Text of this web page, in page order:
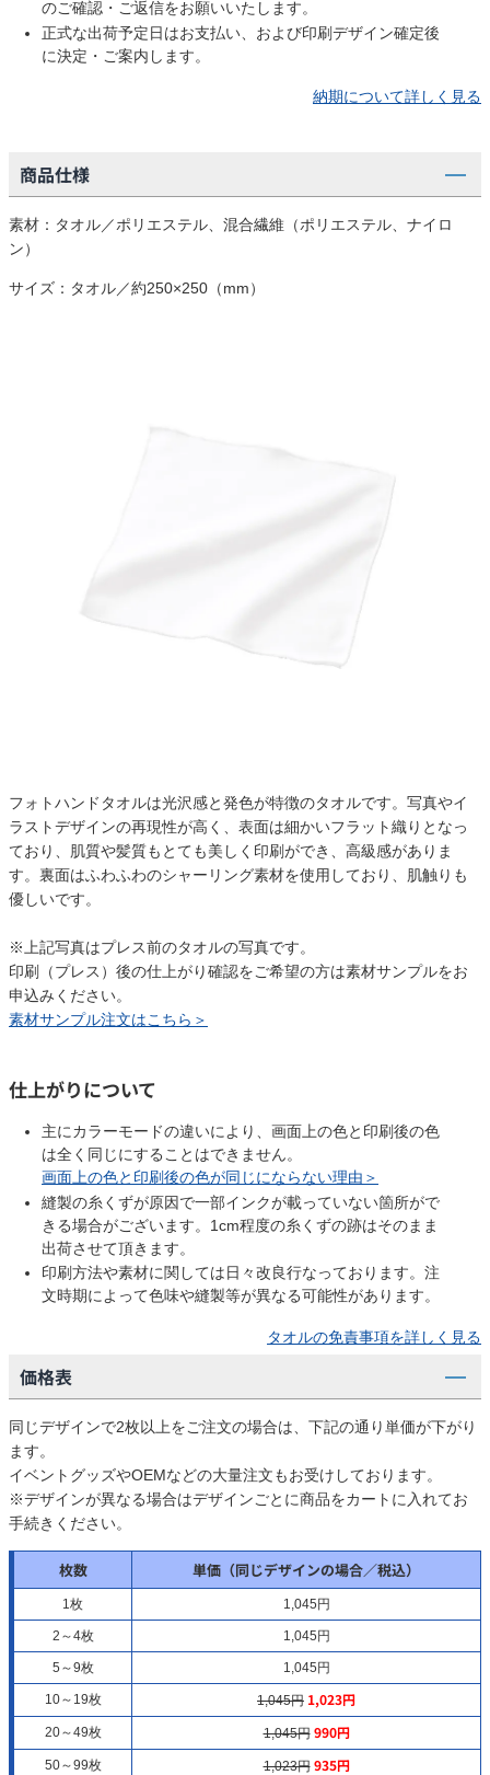
のご確認・ご返信をお願いいたします。
正式な出荷予定日はお支払い、および印刷デザイン確定後
に決定・ご案内します。
納期について詳しく見る
商品仕様
素材：タオル／ポリエステル、混合繊維（ポリエステル、ナイロ
ン）
サイズ：タオル／約250×250（mm）
フォトハンドタオルは光沢感と発色が特徴のタオルです。写真やイ
ラストデザインの再現性が高く、表面は細かいフラット織りとなっ
ており、肌質や髪質もとても美しく印刷ができ、高級感がありま
す。裏面はふわふわのシャーリング素材を使用しており、肌触りも
優しいです。
※上記写真はプレス前のタオルの写真です。
印刷（プレス）後の仕上がり確認をご希望の方は素材サンプルをお
申込みください。
素材サンプル注文はこちら＞
仕上がりについて
主にカラーモードの違いにより、画面上の色と印刷後の色
は全く同じにすることはできません。
画面上の色と印刷後の色が同じにならない理由＞
縫製の糸くずが原因で一部インクが載っていない箇所がで
きる場合がございます。1cm程度の糸くずの跡はそのまま
出荷させて頂きます。
印刷方法や素材に関しては日々改良行なっております。注
文時期によって色味や縫製等が異なる可能性があります。
タオルの免責事項を詳しく見る
価格表
同じデザインで2枚以上をご注文の場合は、下記の通り単価が下がり
ます。
イベントグッズやOEMなどの大量注文もお受けしております。
※デザインが異なる場合はデザインごとに商品をカートに入れてお
手続きください。
枚数 単価（同じデザインの場合／税込）
1枚 1,045円
2～4枚 1,045円
5～9枚 1,045円
10～19枚 1,045円 1,023円
20～49枚 1,045円 990円
50～99枚 1,023円 935円